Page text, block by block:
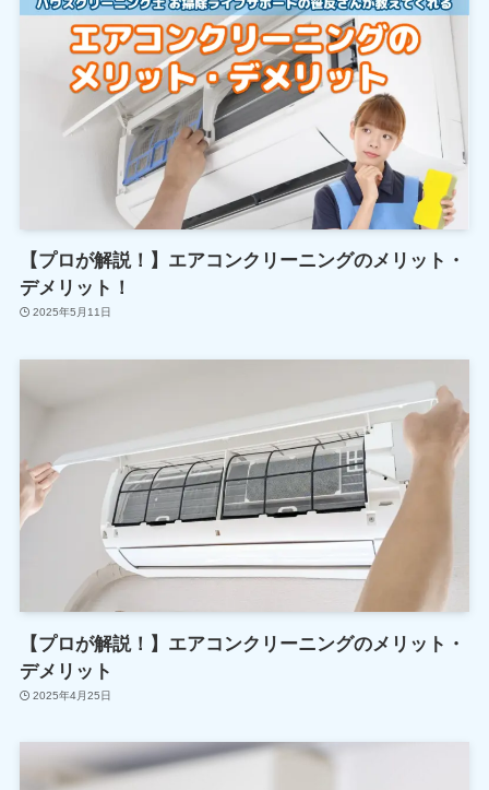
【プロが解説！】エアコンクリーニングのメリット・
デメリット！
2025年5月11日
【プロが解説！】エアコンクリーニングのメリット・
デメリット
2025年4月25日